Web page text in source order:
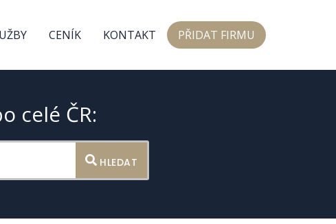
CENÍK KONTAKT PŘIDAT FIRMU
celé ČR:
HLEDAT